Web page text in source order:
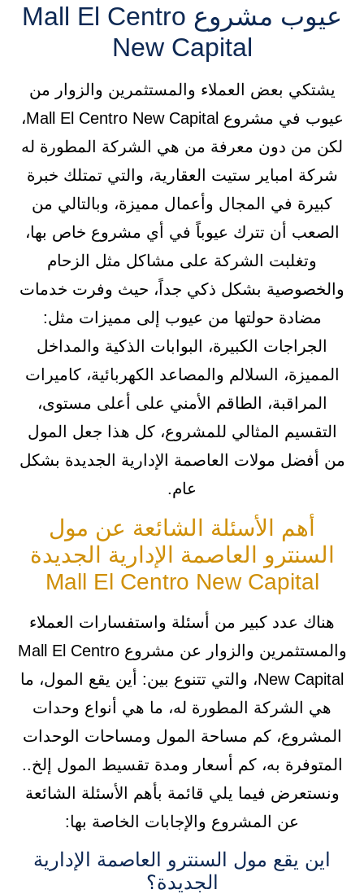
عيوب مشروع Mall El Centro
New Capital
يشتكي بعض العملاء والمستثمرين والزوار من
عيوب في مشروع Mall El Centro New Capital،
لكن من دون معرفة من هي الشركة المطورة له
شركة امباير ستيت العقارية، والتي تمتلك خبرة
كبيرة في المجال وأعمال مميزة، وبالتالي من
الصعب أن تترك عيوباً في أي مشروع خاص بها،
وتغلبت الشركة على مشاكل مثل الزحام
والخصوصية بشكل ذكي جداً، حيث وفرت خدمات
مضادة حولتها من عيوب إلى مميزات مثل:
الجراجات الكبيرة، البوابات الذكية والمداخل
المميزة، السلالم والمصاعد الكهربائية، كاميرات
المراقبة، الطاقم الأمني على أعلى مستوى،
التقسيم المثالي للمشروع، كل هذا جعل المول
من أفضل مولات العاصمة الإدارية الجديدة بشكل
عام.
أهم الأسئلة الشائعة عن مول
السنترو العاصمة الإدارية الجديدة
Mall El Centro New Capital
هناك عدد كبير من أسئلة واستفسارات العملاء
والمستثمرين والزوار عن مشروع Mall El Centro
New Capital، والتي تتنوع بين: أين يقع المول، ما
هي الشركة المطورة له، ما هي أنواع وحدات
المشروع، كم مساحة المول ومساحات الوحدات
المتوفرة به، كم أسعار ومدة تقسيط المول إلخ..
ونستعرض فيما يلي قائمة بأهم الأسئلة الشائعة
عن المشروع والإجابات الخاصة بها:
اين يقع مول السنترو العاصمة الإدارية
الجديدة؟